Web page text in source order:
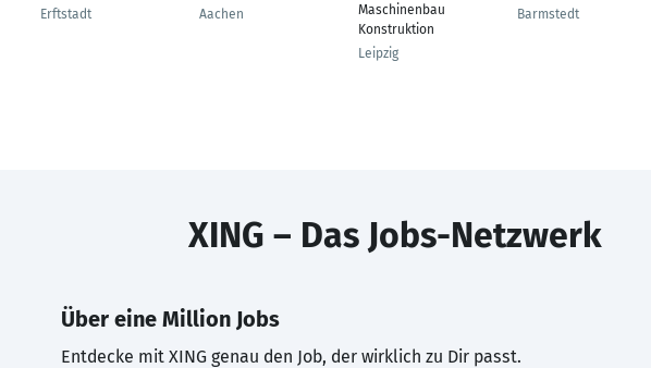
Erftstadt
Aachen
Maschinenbau
Konstruktion
Leipzig
Barmstedt
XING – Das Jobs-Netzwerk
Über eine Million Jobs
Entdecke mit XING genau den Job, der wirklich zu Dir passt.